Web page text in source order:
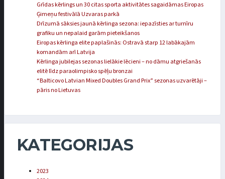
Grīdas kērlings un 30 citas sporta aktivitātes sagaidāmas Eiropas
Ģimeņu festivālā Uzvaras parkā
Drīzumā sāksies jaunā kērlinga sezona: iepazīsties ar turnīru
grafiku un nepalaid garām pieteikšanos
Eiropas kērlinga elite paplašinās: Ostravā starp 12 labākajām
komandām arī Latvija
Kērlinga jubilejas sezonas lielākie lēcieni – no dāmu atgriešanās
elitē līdz paraolimpisko spēļu bronzai
“Balticovo Latvian Mixed Doubles Grand Prix” sezonas uzvarētāji –
pāris no Lietuvas
KATEGORIJAS
2023